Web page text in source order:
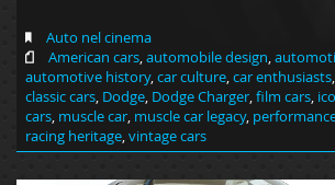
Auto nel cinema
American cars,automobile design,
automotive history,car culture,car enthusiasts,
classic cars, Dodge, Dodge Charger,film cars,
cars, muscle car, muscle car legacy,
racing heritage,vintage cars